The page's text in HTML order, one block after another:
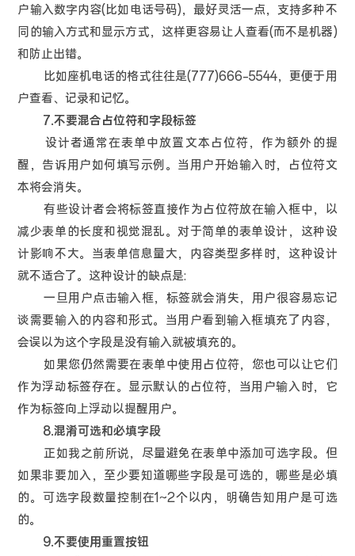
户输入数字内容(比如电话号码)，最好灵活一点，支持多种不
同的输入方式和显示方式，这样更容易让人查看(而不是机器)
和防止出错。
比如座机电话的格式往往是(777)666–5544，更便于用
户查看、记录和记忆。
7.不要混合占位符和字段标签
设计者通常在表单中放置文本占位符，作为额外的提
醒，告诉用户如何填写示例。当用户开始输入时，占位符文
本将会消失。
有些设计者会将标签直接作为占位符放在输入框中，以
减少表单的长度和视觉混乱。对于简单的表单设计，这种设
计影响不大。当表单信息量大，内容类型多样时，这种设计
就不适合了。这种设计的缺点是:
一旦用户点击输入框，标签就会消失，用户很容易忘记
谈需要输入的内容和形式。当用户看到输入框填充了内容，
会误以为这个字段是没有输入就被填充的。
如果您仍然需要在表单中使用占位符，您也可以让它们
作为浮动标签存在。显示默认的占位符，当用户输入时，它
作为标签向上浮动以提醒用户。
8.混淆可选和必填字段
正如我之前所说，尽量避免在表单中添加可选字段。但
如果非要加入，至少要知道哪些字段是可选的，哪些是必填
的。可选字段数量控制在1~2个以内，明确告知用户是可选
的。
9.不要使用重置按钮